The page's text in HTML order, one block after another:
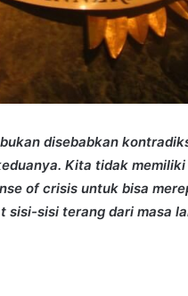
disebabkan
Kita tidak
of crisis untuk bisa
sisi-sisi terang dari masa